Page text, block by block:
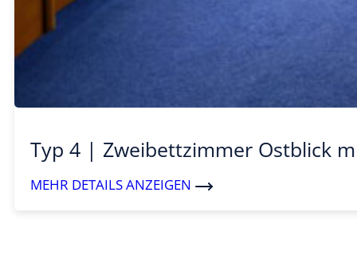
Typ 4 | Zweibettzimmer Ostblick
MEHR DETAILS ANZEIGEN